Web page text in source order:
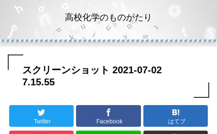
高校化学のものがたり
スクリーンショット 2021-07-02
7.15.55
Twitter Facebook はてブ